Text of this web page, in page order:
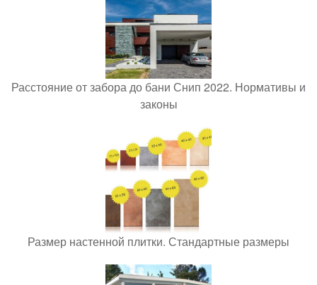
Расстояние от забора до бани Снип 2022. Нормативы и
законы
Размер настенной плитки. Стандартные размеры